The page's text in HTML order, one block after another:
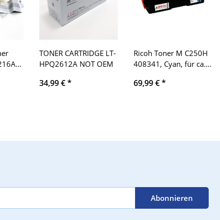
TONER CARTRIDGE LT-
HPQ2612A NOT OEM
34,99 €*
Ricoh Toner M C250H
408341, Cyan, für ca.
Tonerstaub-Spuren,
69,99 €*
Abonnieren